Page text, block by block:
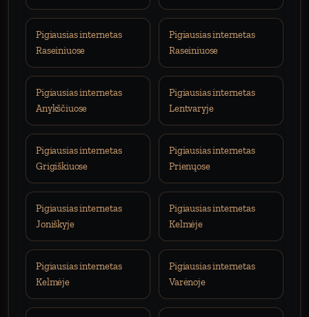
Pigiausias internetas
Raseiniuose
Pigiausias internetas
Raseiniuose
Pigiausias internetas
Anykščiuose
Pigiausias internetas
Lentvaryje
Pigiausias internetas
Grigiškiuose
Pigiausias internetas
Prienųose
Pigiausias internetas
Joniškyje
Pigiausias internetas
Kelmėje
Pigiausias internetas
Kelmėje
Pigiausias internetas
Varėnoje